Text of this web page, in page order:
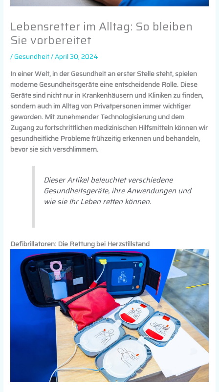
Lebensretter im Alltag: So bleiben
Sie vorbereitet
/Gesundheit/April 30, 2024
In einer Welt, in der Gesundheit an erster Stelle steht, spielen
moderne Gesundheitsgeräte eine entscheidende Rolle. Diese
Geräte sind nicht nur in Krankenhäusern und Kliniken zu finden,
sondern auch im Alltag von Privatpersonen immer wichtiger
geworden. Mit zunehmender Technologisierung und dem
Zugang zu fortschrittlichen medizinischen Hilfsmitteln können wir
gesundheitliche Probleme frühzeitig erkennen und behandeln,
bevor sie sich verschlimmern.
Dieser Artikel beleuchtet verschiedene
Gesundheitsgeräte, ihre Anwendungen und
wie sie Ihr Leben retten können.
Defibrillatoren: Die Rettung bei Herzstillstand